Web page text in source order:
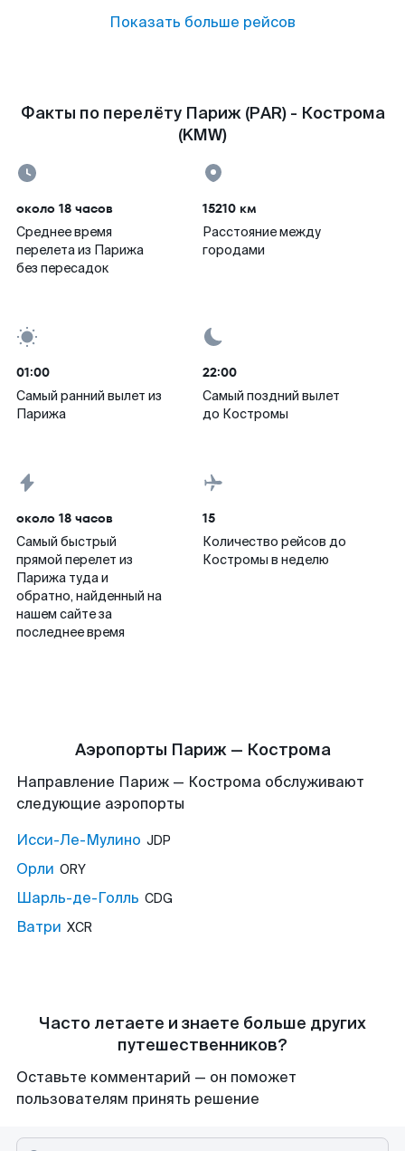
Показать больше рейсов
Факты по перелёту Париж (PAR) - Кострома
(KMW)
около 18 часов
Среднее время
перелета из Парижа
без пересадок
15210 км
Расстояние между
городами
01:00
Самый ранний вылет из
Парижа
22:00
Самый поздний вылет
до Костромы
около 18 часов
Самый быстрый
прямой перелет из
Парижа туда и
обратно, найденный на
нашем сайте за
последнее время
15
Количество рейсов до
Костромы в неделю
Аэропорты Париж — Кострома
Направление Париж — Кострома обслуживают
следующие аэропорты
Исси-Ле-Мулино JDP
Орли ORY
Шарль-де-Голль CDG
Ватри XCR
Часто летаете и знаете больше других
путешественников?
Оставьте комментарий — он поможет
пользователям принять решение